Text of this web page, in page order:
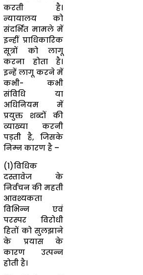
करती है।
न्यायालय को
संदर्भित मामले में
इन्हीं प्राधिकारिक
सूत्रों को लागू
करना होता है।
इन्हें लागू करने में
कभी- कभी
संविधि या
अधिनियम में
प्रयुक्त शब्दों की
व्याख्या करनी
पड़ती है, जिसके
निम्न कारण है –
(1)विधिक
दस्तावेज के
निर्वचन की महती
आवश्यकता
विभिन्न एवं
परस्पर विरोधी
हितों को सुलझाने
के प्रयास के
कारण उत्पन्न
होती है।